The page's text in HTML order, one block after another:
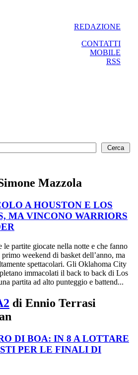
REDAZIONE
CONTATTI
MOBILE
RSS
Mazzola
A HOUSTON E LOS
MA VINCONO WARRIORS
le partite giocate nella notte e che fanno
weekend di basket dell’anno, ma
spettacolari. Gli Oklahoma City
immacolati il back to back di Los
partita ad alto punteggio e battend...
di Ennio Terrasi
DI BOA: IN 8 A LOTTARE
PER LE FINALI DI